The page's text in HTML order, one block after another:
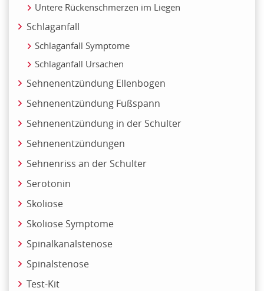
Untere Rückenschmerzen im Liegen
Schlaganfall
Schlaganfall Symptome
Schlaganfall Ursachen
Sehnenentzündung Ellenbogen
Sehnenentzündung Fußspann
Sehnenentzündung in der Schulter
Sehnenentzündungen
Sehnenriss an der Schulter
Serotonin
Skoliose
Skoliose Symptome
Spinalkanalstenose
Spinalstenose
Test-Kit